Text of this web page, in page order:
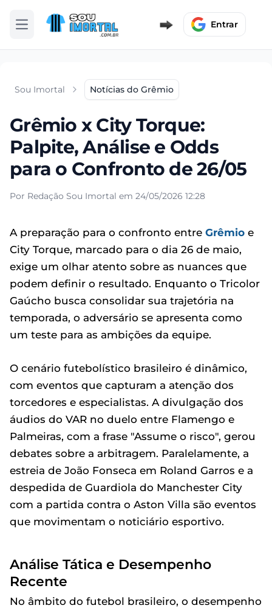
Abrir menu Entrar
Sou Imortal Notícias do Grêmio
Grêmio x City Torque:
Palpite, Análise e Odds
para o Confronto de 26/05
Por Redação Sou Imortal em 24/05/2026 12:28
A preparação para o confronto entre Grêmio e
City Torque, marcado para o dia 26 de maio,
exige um olhar atento sobre as nuances que
podem definir o resultado. Enquanto o Tricolor
Gaúcho busca consolidar sua trajetória na
temporada, o adversário se apresenta como
um teste para as ambições da equipe.
O cenário futebolístico brasileiro é dinâmico,
com eventos que capturam a atenção dos
torcedores e especialistas. A divulgação dos
áudios do VAR no duelo entre Flamengo e
Palmeiras, com a frase "Assume o risco", gerou
debates sobre a arbitragem. Paralelamente, a
estreia de João Fonseca em Roland Garros e a
despedida de Guardiola do Manchester City
com a partida contra o Aston Villa são eventos
que movimentam o noticiário esportivo.
Análise Tática e Desempenho
Recente
No âmbito do futebol brasileiro, o desempenho